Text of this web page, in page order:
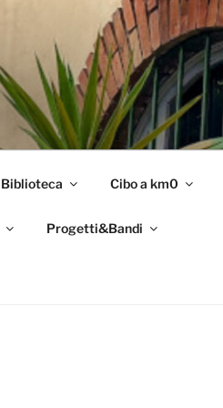
Biblioteca Cibo a km0
Progetti&Bandi